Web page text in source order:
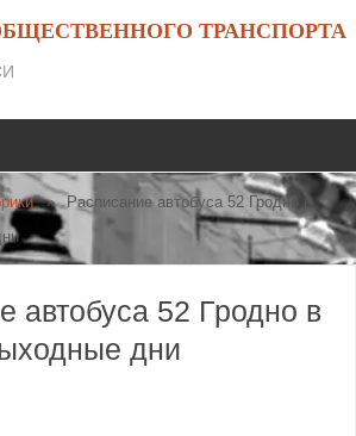
ТРАНСПОРТА
» Расписание автобуса 52 Гродно в
автобуса 52 Гродно в
дни